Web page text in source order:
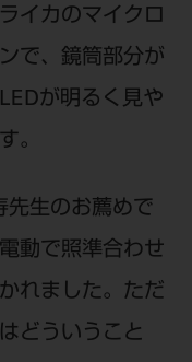
イカのマイクロ
で、鏡筒部分が
が明るく見や
。
先生のお薦めで
動で照準合わせ
れました。ただ
どういうこと